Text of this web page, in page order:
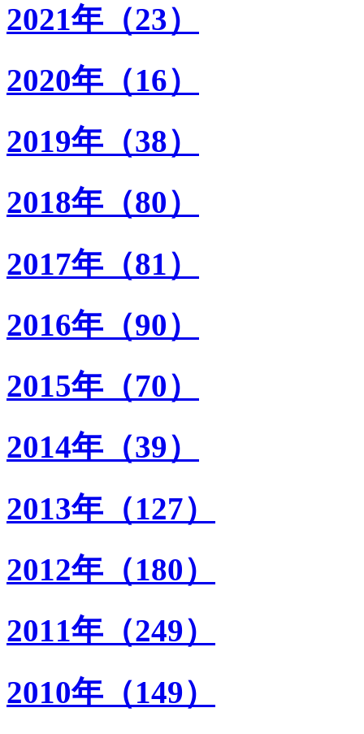
2021年（23）
2020年（16）
2019年（38）
2018年（80）
2017年（81）
2016年（90）
2015年（70）
2014年（39）
2013年（127）
2012年（180）
2011年（249）
2010年（149）